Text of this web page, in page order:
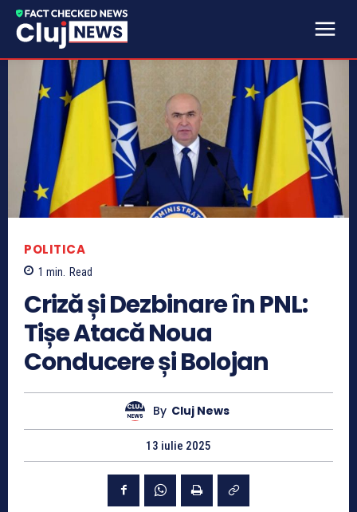
POLITICA
1 min. Read
Criză și Dezbinare în PNL:
Tișe Atacă Noua
Conducere și Bolojan
By Cluj News
13 iulie 2025